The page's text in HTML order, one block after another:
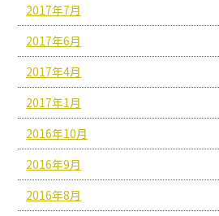
2017年7月
2017年6月
2017年4月
2017年1月
2016年10月
2016年9月
2016年8月